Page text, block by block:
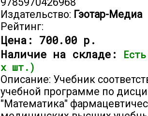
Издательство: Гэотар-Медиа
Рейтинг:
Цена: 700.00 р.
Наличие на складе:
х шт.)
Описание: Учебник
учебной программе по
"Математика"